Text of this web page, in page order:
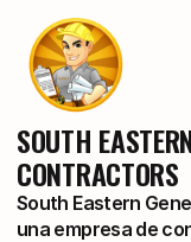
SOUTH
CONTRACTORS
South Eastern
una empresa de